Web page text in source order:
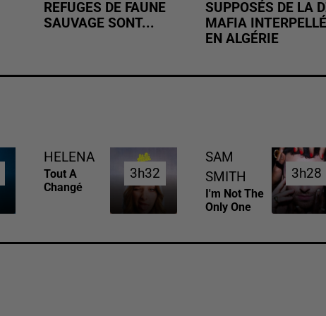
REFUGES DE FAUNE
SAUVAGE SONT...
SUPPOSÉS DE LA
MAFIA INTERPELLÉ
EN ALGÉRIE
HELENA
Tout A
Changé
3h32
3h32
SAM
SMITH
I'm Not The
Only One
3h28
3h28